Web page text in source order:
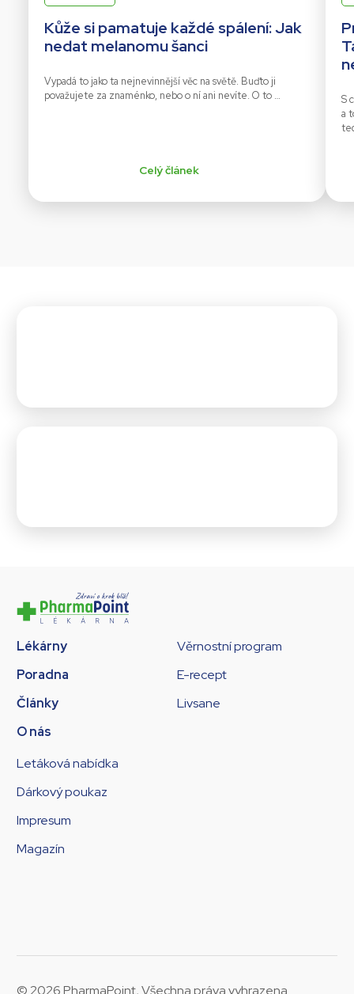
Kůže si pamatuje každé spálení: Jak
nedat melanomu šanci
Vypadá to jako ta nejnevinnější věc na světě. Buďto ji
považujete za znaménko, nebo o ní ani nevíte. O to …
Celý článek
S
a
Lékárny
Poradna
Články
O nás
Věrnostní program
E-recept
Livsane
Letáková nabídka
Dárkový poukaz
Impresum
Magazín
© 2026 PharmaPoint, Všechna práva vyhrazena.